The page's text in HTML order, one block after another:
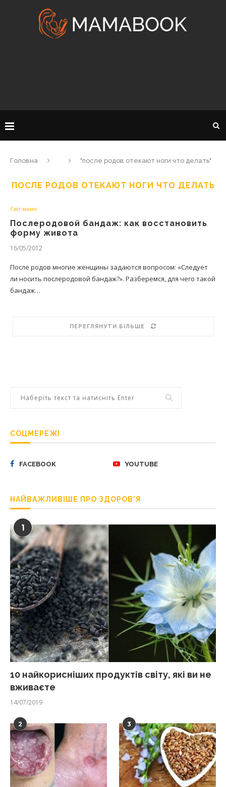
Головна "после родов отекают ноги что делать"
ПОСЛЕ РОДОВ ОТЕКАЮТ НОГИ ЧТО ДЕЛАТЬ
Світ мами
Послеродовой бандаж: как восстановить
форму живота
16/05/2012
После родов многие женщины задаются вопросом: «Следует
ли носить послеродовой бандаж?». Разберемся, для чего такой
бандаж…
ПЕРЕГЛЯНУТИ БІЛЬШЕ
СОЦМЕРЕЖІ
FACEBOOK YOUTUBE
НАЙВАЖЛИВІШЕ ПРО ЗДОРОВ’Я
1
10 найкорисніших продуктів світу, які ви не
вживаєте
14/07/2019
2 3